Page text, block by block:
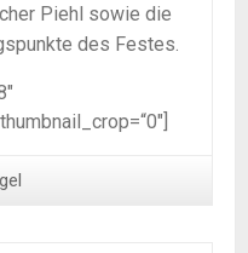
Piehl sowie die
des Festes.